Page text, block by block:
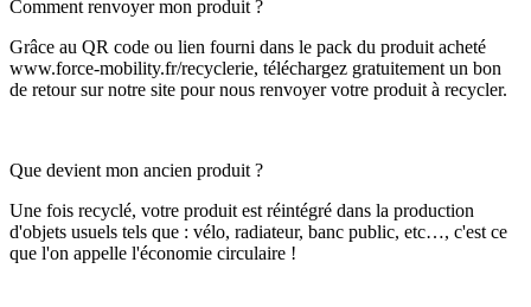
Comment renvoyer mon produit ?
Grâce au QR code ou lien fourni dans le pack du produit acheté
www.force-mobility.fr/recyclerie, téléchargez gratuitement un bon
de retour sur notre site pour nous renvoyer votre produit à recycler.
Que devient mon ancien produit ?
Une fois recyclé, votre produit est réintégré dans la production
d'objets usuels tels que : vélo, radiateur, banc public, etc…, c'est ce
que l'on appelle l'économie circulaire !